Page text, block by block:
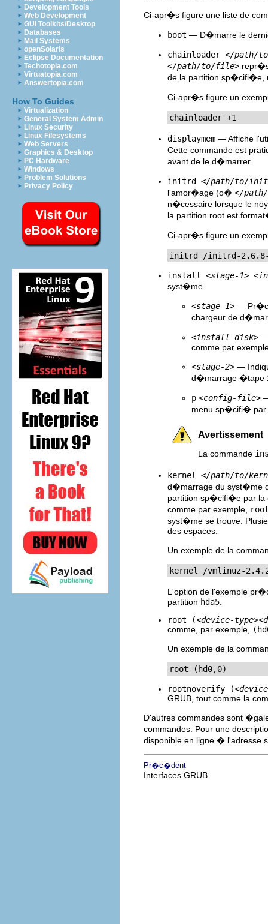
Development Tools
Web Development
GUI Toolkits/Desktop
Databases
Mail Systems
openSolaris
Eclipse Documentation
Techotopia.com
Virtuatopia.com
Answertopia.com
How To Guides
Virtualization
General System Admin
Linux Security
Linux Filesystems
Web Servers
Graphics & Desktop
PC Hardware
Windows
Problem Solutions
Privacy Policy
Ci-apr�s figure une liste de
boot — D�marre le
chainloader </path/
</path/to/file>
de la partition sp�cifi�e,
Ci-apr�s figure un
chainloader +1
displaymem — Affiche
Cette commande est
avant de le d�marrer.
initrd </path/to/
l'amor�age (o� </
n�cessaire lorsque le
la partition root est
Ci-apr�s figure un
initrd /initrd-2.6.8-
install <stage-1>
syst�me.
<stage-1> —
chargeur de
<install-disk> —
comme par
<stage-2> —
d�marrage �tape
p <config-file>
menu sp�cifi� par
Avertissement
La commande
kernel </path/to/
d�marrage du syst�me
partition sp�cifi�e par la
comme par exemple,
syst�me se trouve.
des espaces.
Un exemple de la
kernel /vmlinuz-
L'option de l'exemple
partition hda5
root (<device-type>
comme, par exemple,
Un exemple de la
root (hd0,0)
rootnoverify (
GRUB, tout comme la
D'autres commandes sont
commandes. Pour une
disponible en ligne � l'adresse
Pr�c�dent
Interfaces GRUB